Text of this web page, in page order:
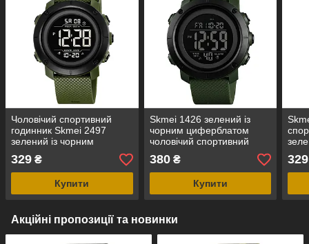
Чоловічий спортивний
годинник Skmei 2497
зелений із чорним
каучуковому ремінці
329 ₴
Купити
Skmei 1426 зелений із
чорним циферблатом
чоловічий спортивний
380₴
Купити
329
Акційні пропозиції та новинки